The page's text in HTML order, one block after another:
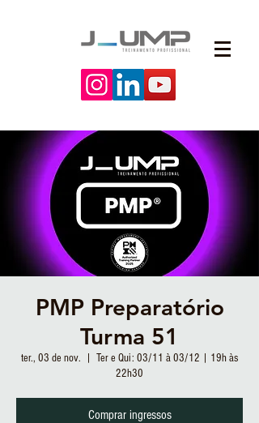
PMP Preparatório
Turma 51
ter., 03 de nov.
Ter e Qui: 03/11 à 03/12 | 19h às
22h30
Comprar ingressos